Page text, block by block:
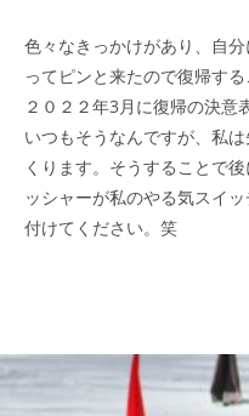
色々なきっかけがあり、自
ってピンと来たので復帰する
２０２２年3月に復帰の決意
いつもそうなんですが、私
くります。そうすることで
ッシャーが私のやる気スイ
付けてください。笑